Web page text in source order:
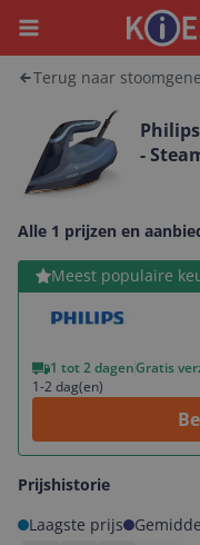
Menu
Terug naar
-
Alle 1 prijzen en
Meest populaire
1 tot 2 dagenGratis
1-2 dag(en)
Bekijk product
Prijshistorie
Laagste prijs